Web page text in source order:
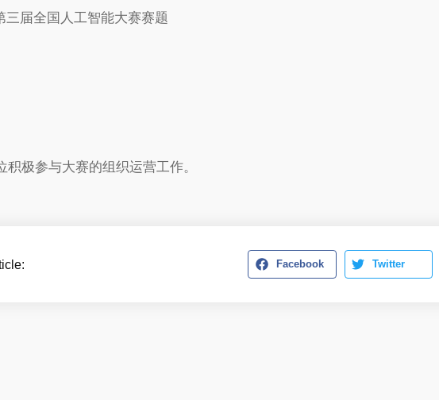
三届全国人工智能大赛赛题
积极参与大赛的组织运营工作。
Facebook Twitter